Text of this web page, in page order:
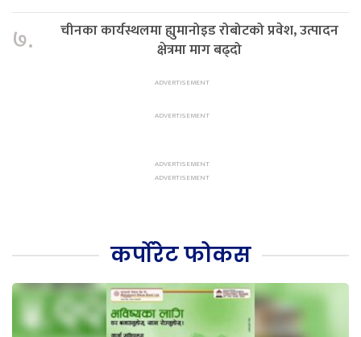
७.
चीनका कार्यस्थलमा ह्युमानोइड रोबोटको प्रवेश, उत्पादन
क्षेत्रमा माग बढ्दो
कर्पोरेट फोकस